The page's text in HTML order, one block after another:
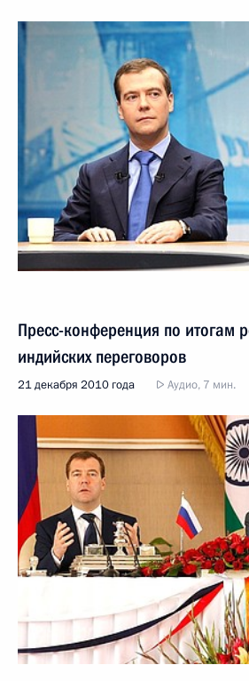
Пресс-конференция по итогам
индийских переговоров
21 декабря 2010 года Аудио, 7 мин.